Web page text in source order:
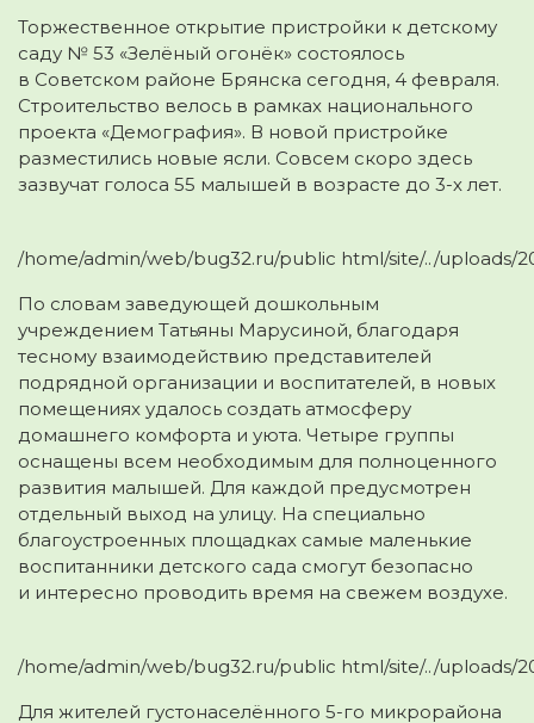
Торжественное открытие пристройки к детскому
саду № 53 «Зелёный огонёк» состоялось
в Советском районе Брянска сегодня, 4 февраля.
Строительство велось в рамках национального
проекта «Демография». В новой пристройке
разместились новые ясли. Совсем скоро здесь
зазвучат голоса 55 малышей в возрасте до 3-х лет.
/home/admin/web/bug32.ru/public html/site/../uploads/
По словам заведующей дошкольным
учреждением Татьяны Марусиной, благодаря
тесному взаимодействию представителей
подрядной организации и воспитателей, в новых
помещениях удалось создать атмосферу
домашнего комфорта и уюта. Четыре группы
оснащены всем необходимым для полноценного
развития малышей. Для каждой предусмотрен
отдельный выход на улицу. На специально
благоустроенных площадках самые маленькие
воспитанники детского сада смогут безопасно
и интересно проводить время на свежем воздухе.
/home/admin/web/bug32.ru/public html/site/../uploads/
Для жителей густонаселённого 5-го микрорайона